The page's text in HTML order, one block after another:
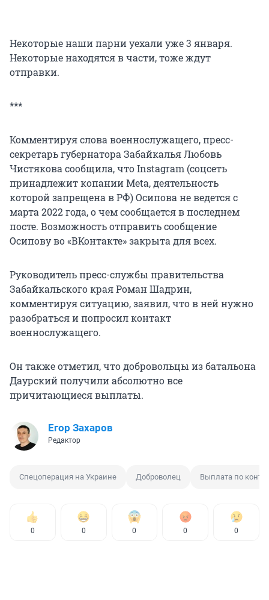
Некоторые наши парни уехали уже 3 января.
Некоторые находятся в части, тоже ждут
отправки.
***
Комментируя слова военнослужащего, пресс-
секретарь губернатора Забайкалья Любовь
Чистякова сообщила, что Instagram (соцсеть
принадлежит копании Meta, деятельность
которой запрещена в РФ) Осипова не ведется с
марта 2022 года, о чем сообщается в последнем
посте. Возможность отправить сообщение
Осипову во «ВКонтакте» закрыта для всех.
Руководитель пресс-службы правительства
Забайкальского края Роман Шадрин,
комментируя ситуацию, заявил, что в ней нужно
разобраться и попросил контакт
военнослужащего.
Он также отметил, что добровольцы из батальона
Даурский получили абсолютно все
причитающиеся выплаты.
Егор Захаров
Редактор
Спецоперация на Украине Доброволец Выплата по
0 0 0 0 0